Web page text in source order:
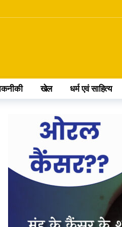
खेल धर्म एवं साहित्य